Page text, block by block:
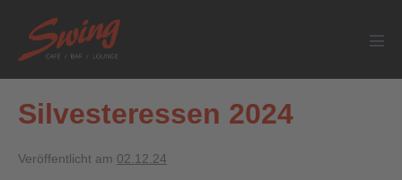
Silvesteressen 2024
Veröffentlicht am 02.12.24